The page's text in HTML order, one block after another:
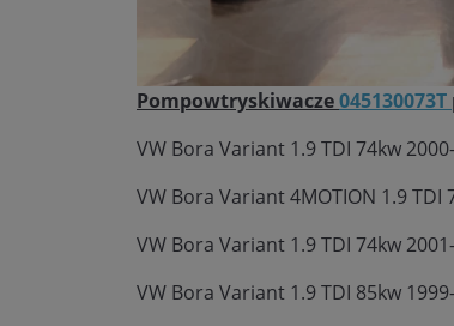
Pompowtryskiwacze045130073T
VW Bora Variant 1.9 TDI 74kw
VW Bora Variant 4MOTION 1.9 TDI
VW Bora Variant 1.9 TDI 74kw
VW Bora Variant 1.9 TDI 85kw